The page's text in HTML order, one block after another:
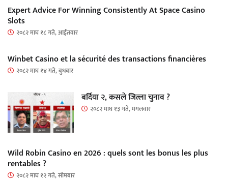
Expert Advice For Winning Consistently At Space Casino
Slots
२०८२ माघ १८ गते, आईतवार
Winbet Casino et la sécurité des transactions financières
२०८२ माघ १४ गते, बुधबार
बर्दिया २, कसले जित्ला चुनाव ?
२०८२ माघ १३ गते, मंगलवार
Wild Robin Casino en 2026 : quels sont les bonus les plus
rentables ?
२०८२ माघ १२ गते, सोमबार